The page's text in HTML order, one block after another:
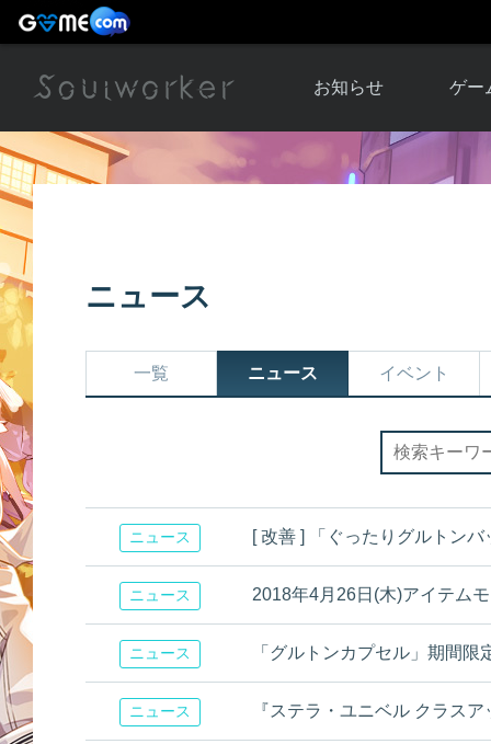
お知らせ
お知らせ一覧
ゲー
ソウ
ニュース
一覧 ニュース イベント
ニュース [ 改善 ] 「ぐったりグルトン
ニュース 2018年4月26日(木)アイテム
ニュース 「グルトンカプセル」期間限
ニュース 『ステラ・ユニベル クラス